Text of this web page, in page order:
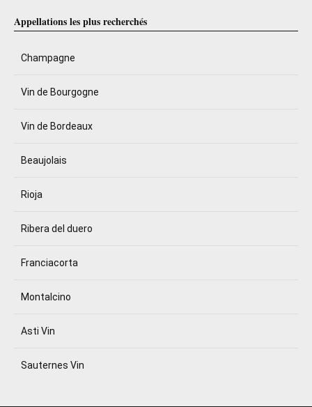
Appellations les plus recherchés
Champagne
Vin de Bourgogne
Vin de Bordeaux
Beaujolais
Rioja
Ribera del duero
Franciacorta
Montalcino
Asti Vin
Sauternes Vin